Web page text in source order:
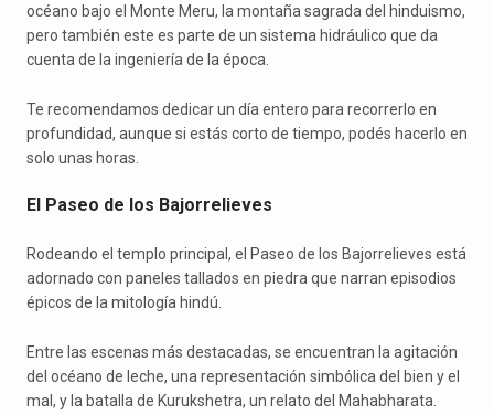
océano bajo el Monte Meru, la montaña sagrada del hinduismo,
pero también este es parte de un sistema hidráulico que da
cuenta de la ingeniería de la época.
Te recomendamos dedicar un día entero para recorrerlo en
profundidad, aunque si estás corto de tiempo, podés hacerlo en
solo unas horas.
El Paseo de los Bajorrelieves
Rodeando el templo principal, el Paseo de los Bajorrelieves está
adornado con paneles tallados en piedra que narran episodios
épicos de la mitología hindú.
Entre las escenas más destacadas, se encuentran la agitación
del océano de leche, una representación simbólica del bien y el
mal, y la batalla de Kurukshetra, un relato del Mahabharata.